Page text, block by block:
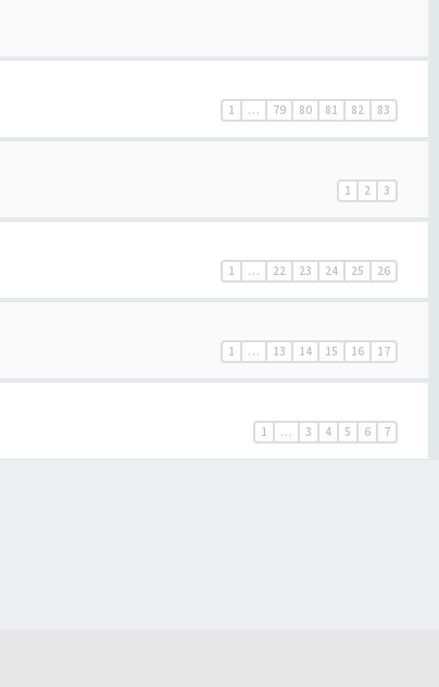
1 … 79 80 81 82 83
1 2 3
1 … 22 23 24 25 26
1 … 13 14 15 16 17
1 … 3 4 5 6 7